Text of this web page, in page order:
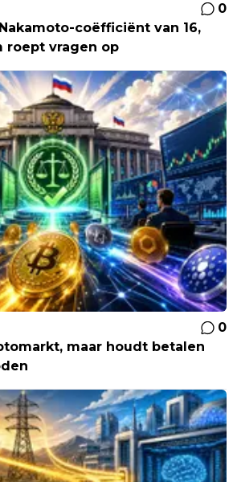
0
coëfficiënt van 16,
roept vragen op
0
maar houdt betalen